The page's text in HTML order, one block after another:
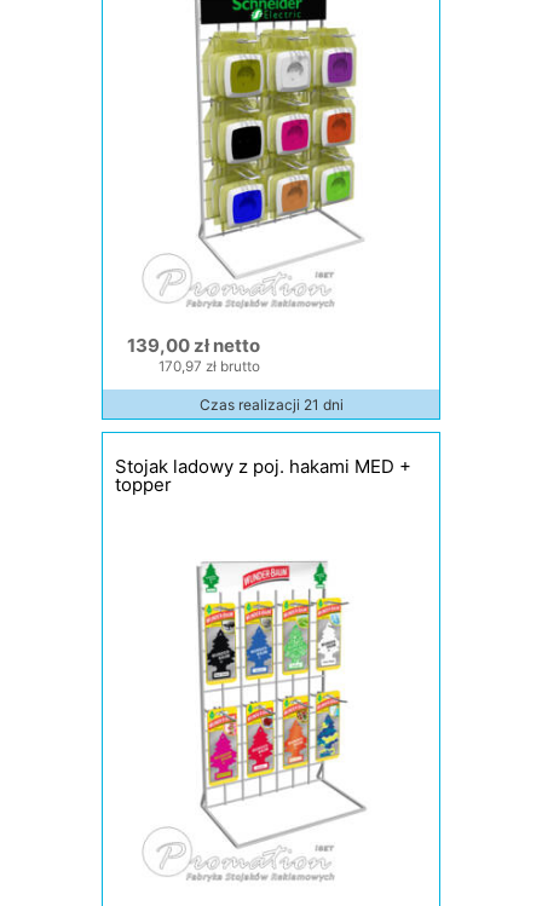
139,00 zł netto
170,97 zł brutto
Czas realizacji 21 dni
Stojak ladowy z poj. hakami MED +
topper